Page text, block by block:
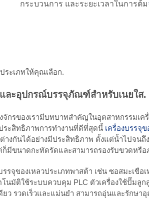
กระบวนการ และระยะเวลาในการต้ม
ระเภทให้คุณเลือก.
ละอุปกรณ์บรรจุภัณฑ์สำหรับเนยใส.
จักรของเรามีบทบาทสำคัญในอุตสาหกรรมเ
ระสิทธิภาพการทำงานที่ดีที่สุดนี้ เครื่องบรรจุข
งกันได้อย่างมีประสิทธิภาพ ตั้งแต่น้ำไปจนถึ
ก็มีขนาดกะทัดรัดและสามารถรองรับขวดหรื
รจุของเหลวประเภทพาสต้า เช่น ซอสมะเขือ
นมัติใช้ระบบควบคุม PLC ตัวเครื่องใช้ปั๊มลู
ยว รวดเร็วและแม่นยำ สามารถอุ่นและรักษ